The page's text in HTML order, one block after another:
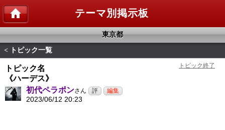
テーマ別掲示板
東京都
< トピック一覧
トピック名
《ハーデス》
初代ペラポンさん
2023/06/12 20:23